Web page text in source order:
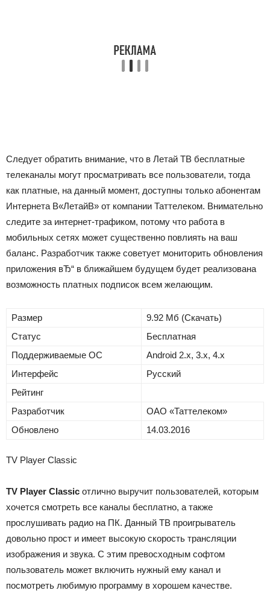
Следует обратить внимание, что в Летай ТВ бесплатные
телеканалы могут просматривать все пользователи, тогда
как платные, на данный момент, доступны только абонентам
Интернета В«ЛетайВ» от компании Таттелеком. Внимательно
следите за интернет-трафиком, потому что работа в
мобильных сетях может существенно повлиять на ваш
баланс. Разработчик также советует мониторить обновления
приложения вЂ“ в ближайшем будущем будет реализована
возможность платных подписок всем желающим.
Размер
9.92 Mб (Скачать)
Статус
Бесплатная
Поддерживаемые ОС
Android 2.x, 3.x, 4.x
Интерфейс
Русский
Рейтинг
Разработчик
ОАО «Таттелеком»
Обновлено
14.03.2016
TV Player Classic
TV Player Classic отлично выручит пользователей, которым
хочется смотреть все каналы бесплатно, а также
прослушивать радио на ПК. Данный ТВ проигрыватель
довольно прост и имеет высокую скорость трансляции
изображения и звука. С этим превосходным софтом
пользователь может включить нужный ему канал и
посмотреть любимую программу в хорошем качестве.